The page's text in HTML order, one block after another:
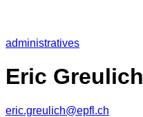
administratives
Eric Greulich
eric.greulich@epfl.ch